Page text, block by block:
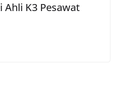
Ahli K3 Pesawat